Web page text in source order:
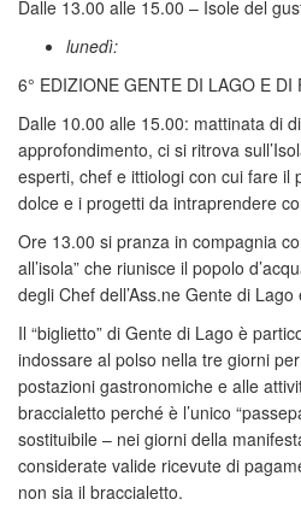
Dalle 13.00 alle 15.00 – Isole del
lunedì:
6° EDIZIONE GENTE DI LAGO E
Dalle 10.00 alle 15.00: mattinata di
approfondimento, ci si ritrova
esperti, chef e ittiologi con cui fare il
dolce e i progetti da intraprendere
Ore 13.00 si pranza in compagnia
all’isola” che riunisce il popolo
degli Chef dell’Ass.ne Gente di Lago
Il “biglietto” di Gente di Lago è
indossare al polso nella tre giorni
postazioni gastronomiche e alle
braccialetto perché è l’unico
sostituibile – nei giorni della
considerate valide ricevute di
non sia il braccialetto.